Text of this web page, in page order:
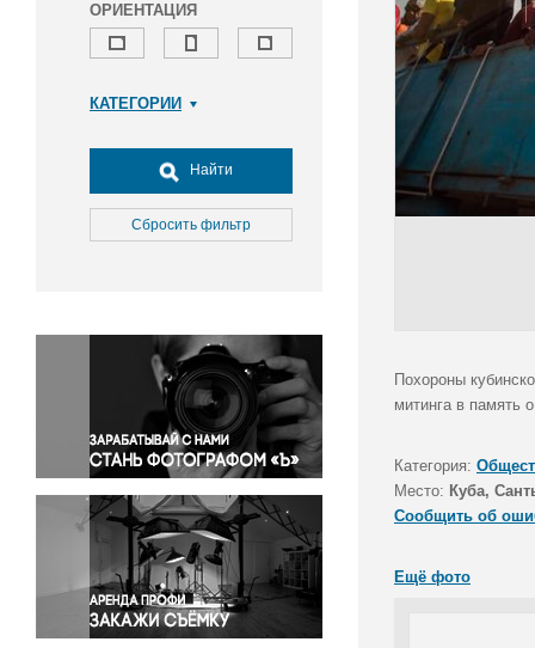
ОРИЕНТАЦИЯ
КАТЕГОРИИ
Досуг, туризм и отдых
Культура
Медицина
Окружающая среда
Политика
Правосудие
Происшествия и конфликты
Религия
Светская жизнь
Спорт
Экология
Экономика и бизнес
Найти
Сбросить фильтр
Похороны
митинга в память
Категория:
Место: Куба,
Сообщить об
Ещё фото